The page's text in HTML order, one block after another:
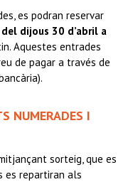
es podran reservar
dijous 30 d’abril a
Aquestes entrades
de pagar a través de
NUMERADES I
sorteig, que es
es repartiran als